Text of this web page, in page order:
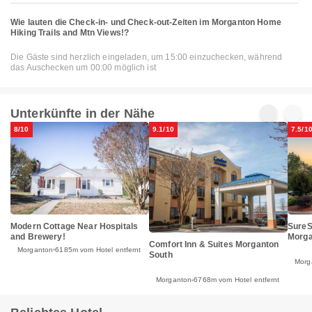
Wie lauten die Check-in- und Check-out-Zeiten im Morganton Home
Hiking Trails and Mtn Views!?
Die Gäste sind herzlich eingeladen, um 15:00 einzuchecken, während
das Auschecken um 00:00 möglich ist
Unterkünfte in der Nähe
8/10
Modern Cottage Near Hospitals
and Brewery!
Morganton 6185m vom Hotel entfernt
9.1/10
Comfort Inn & Suites Morganton
South
Morganton 6768m vom Hotel entfernt
7.5/10